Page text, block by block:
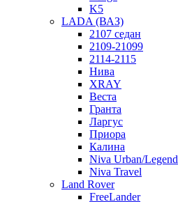
K5
LADA (ВАЗ)
2107 седан
2109-21099
2114-2115
Нива
XRAY
Веста
Гранта
Ларгус
Приора
Калина
Niva Urban/Legend
Niva Travel
Land Rover
FreeLander